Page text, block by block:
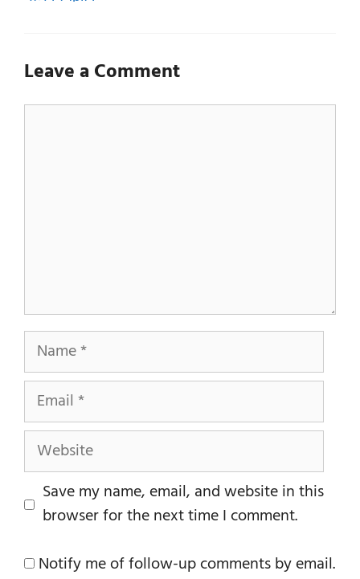
Leave a Comment
Name
Email
Website
Save my name, email, and website in this
browser for the next time I comment.
Notify me of follow-up comments by email.